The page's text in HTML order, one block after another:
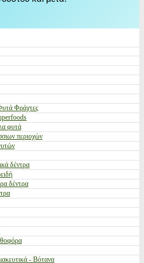
Φράχτες
φυτά
περιοχών
δέντρα
δέντρα
- Βότανα